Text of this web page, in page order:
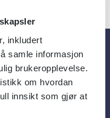
inkludert
samle informasjon
brukeropplevelse.
om hvordan
innsikt som gjør at